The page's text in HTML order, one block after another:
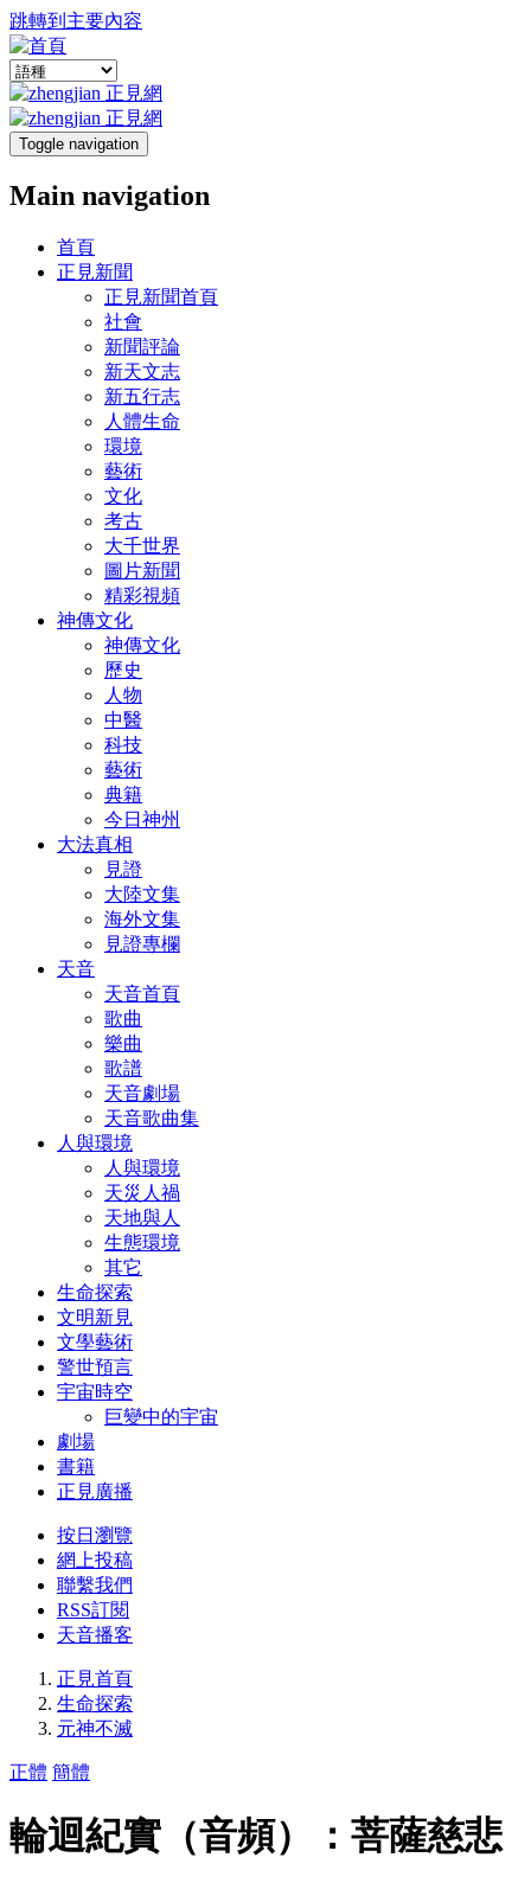
跳轉到主要內容
Toggle navigation
Main navigation
首頁
正見新聞
正見新聞首頁
社會
新聞評論
新天文志
新五行志
人體生命
環境
藝術
文化
考古
大千世界
圖片新聞
精彩視頻
神傳文化
神傳文化
歷史
人物
中醫
科技
藝術
典籍
今日神州
大法真相
見證
大陸文集
海外文集
見證專欄
天音
天音首頁
歌曲
樂曲
歌譜
天音劇場
天音歌曲集
人與環境
人與環境
天災人禍
天地與人
生態環境
其它
生命探索
文明新見
文學藝術
警世預言
宇宙時空
巨變中的宇宙
劇場
書籍
正見廣播
按日瀏覽
網上投稿
聯繫我們
RSS訂閱
天音播客
正見首頁
生命探索
元神不滅
正體 簡體
輪迴紀實（音頻）：菩薩慈悲